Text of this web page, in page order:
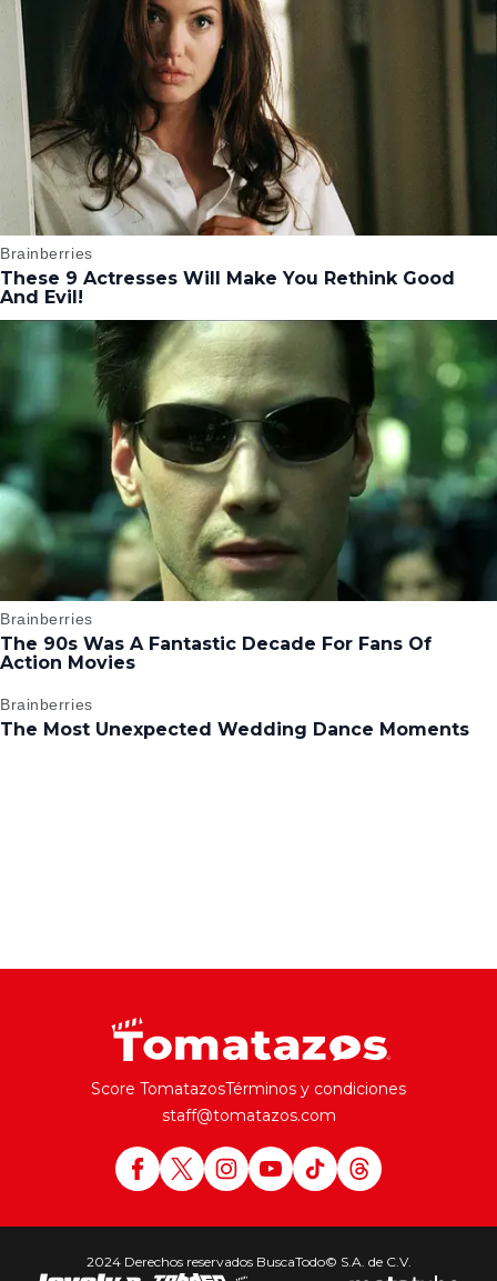
Score TomatazosTérminos y condiciones
staff@tomatazos.com
2024 Derechos reservados BuscaTodo© S.A. de C.V.